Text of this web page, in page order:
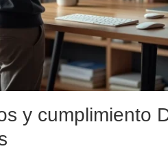
y cumplimiento